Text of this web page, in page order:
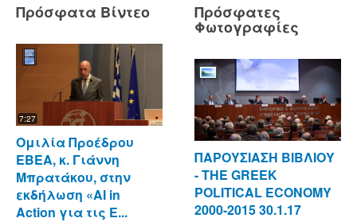
Πρόσφατα Βίντεο
7:27
Ομιλία Προέδρου
ΕΒΕΑ, κ. Γιάννη
Μπρατάκου, στην
εκδήλωση «AI in
Action για τις Ε...
Πρόσφατες
Φωτογραφίες
ΠΑΡΟΥΣΙΑΣΗ ΒΙΒΛΙΟΥ
- ΤΗΕ GREEK
POLITICAL ECONOMY
2000-2015 30.1.17